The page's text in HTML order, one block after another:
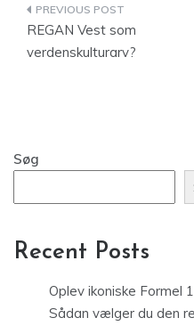
REGAN Vest som
verdenskulturarv?
Søg
Recent Posts
Oplev ikoniske Formel
Sådan vælger du den